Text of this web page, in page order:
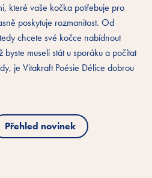
které vaše kočka potřebuje pro
poskytuje rozmanitost. Od
chcete své kočce nabídnout
museli stát u sporáku a počítat
je Vitakraft Poésie Délice dobrou
Přehled novinek